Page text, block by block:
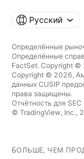
Русский
Определённые
Определённые
FactSet. Copyright ©
Copyright © 2026,
данных CUSIP
права защищены.
Отчётность для
© TradingView, Inc.,
БОЛЬШЕ, ЧЕМ